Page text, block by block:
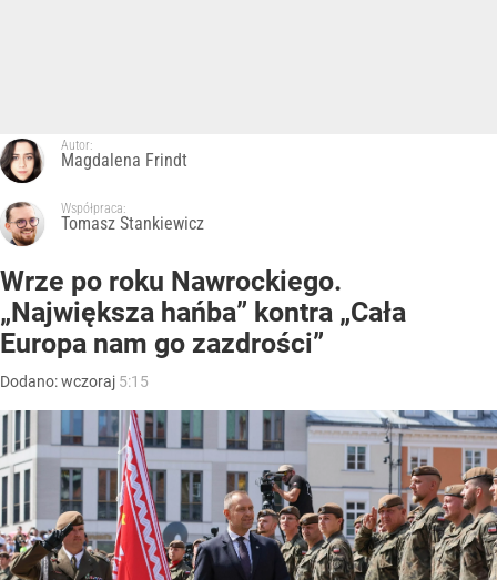
Autor:
Magdalena Frindt
Współpraca:
Tomasz Stankiewicz
Wrze po roku Nawrockiego.
„Największa hańba” kontra „Cała
Europa nam go zazdrości”
Dodano:wczoraj 5:15